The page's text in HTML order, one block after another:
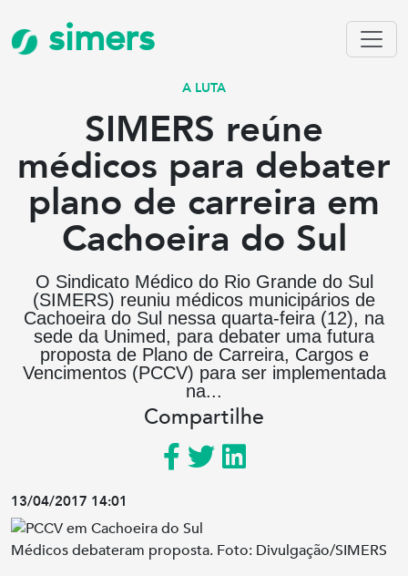
simers
A LUTA
SIMERS reúne
médicos para debater
plano de carreira em
Cachoeira do Sul
O Sindicato Médico do Rio Grande do Sul
(SIMERS) reuniu médicos municipários de
Cachoeira do Sul nessa quarta-feira (12), na
sede da Unimed, para debater uma futura
proposta de Plano de Carreira, Cargos e
Vencimentos (PCCV) para ser implementada
na...
Compartilhe
13/04/2017 14:01
Médicos debateram proposta. Foto: Divulgação/SIMERS